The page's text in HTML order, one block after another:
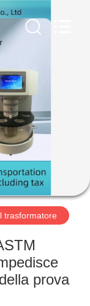
trasformatore
prova